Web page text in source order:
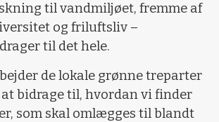
til vandmiljøet, fremme af
og friluftsliv –
til det hele.
de lokale grønne treparter
bidrage til, hvordan vi finder
som skal omlægges til blandt